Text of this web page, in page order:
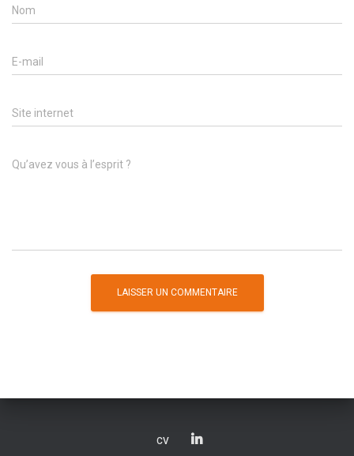
Nom
E-mail
Site internet
Qu’avez vous à l’esprit ?
CV